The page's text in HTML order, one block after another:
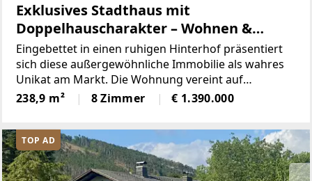
Exklusives Stadthaus mit
Doppelhauscharakter – Wohnen &
Arbeiten auf 239 m² und 99 m²
Terrassen in Hinterhoflage
Eingebettet in einen ruhigen Hinterhof präsentiert
sich diese außergewöhnliche Immobilie als wahres
Unikat am Markt. Die Wohnung vereint auf
beeindruckende Weise Privatsphäre mit den
Vorzügen städtischen Lebens und bietet ein
Wohnkonzept, das an ein modernes
238,9 m² 8 Zimmer € 1.390.000
TOP AD